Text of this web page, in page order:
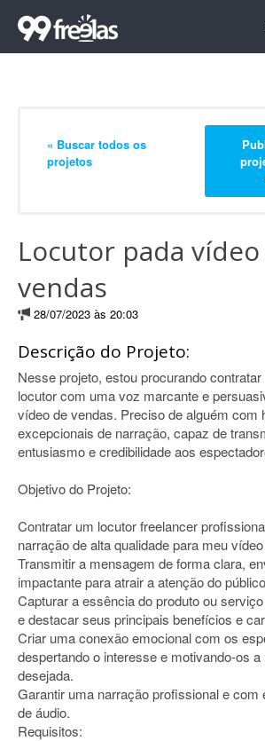
« Buscar todos os
projetos
Locutor pada
vendas
28/07/2023 às 20:03
Descrição do Projeto:
Nesse projeto, estou procurando
locutor com uma voz marcante e
vídeo de vendas. Preciso de alguém com
excepcionais de narração, capaz de
entusiasmo e credibilidade aos
Objetivo do Projeto:
Contratar um locutor freelancer
narração de alta qualidade para meu
Transmitir a mensagem de forma clara,
impactante para atrair a atenção do
Capturar a essência do produto ou
e destacar seus principais benefícios e
Criar uma conexão emocional com os
despertando o interesse e motivando-os
desejada.
Garantir uma narração profissional e com
de áudio.
Requisitos: